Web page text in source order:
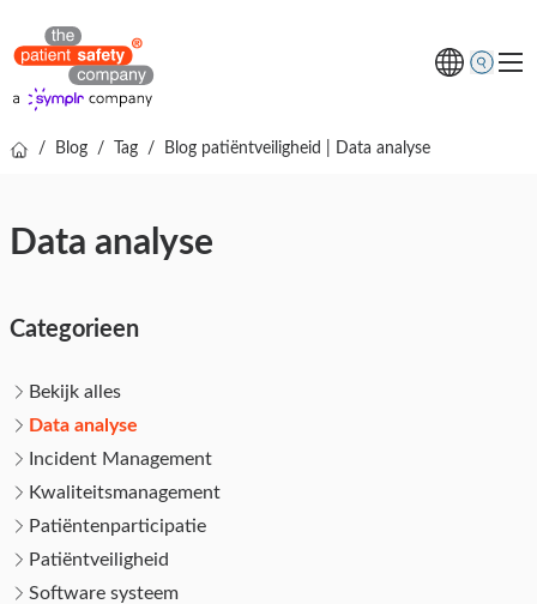
Kenniscentrum
Gratis online demo
/ Blog / Tag / Blog patiëntveiligheid | Data analyse
Data analyse
Categorieen
Bekijk alles
Data analyse
Incident Management
Kwaliteitsmanagement
Patiëntenparticipatie
Patiëntveiligheid
Software systeem